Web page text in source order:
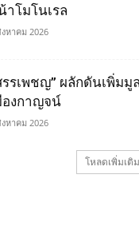
าโมโนเรล
หาคม 2026
รรเพชญ” ผลักดันเพิ่ม
องกาญจน์
หาคม 2026
โหลดเพิ่มเติม